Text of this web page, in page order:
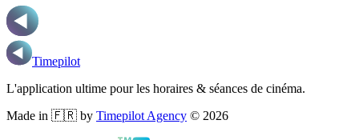
Timepilot
L'application ultime pour les horaires & séances de cinéma.
Made in 🇫🇷 by Timepilot Agency © 2026